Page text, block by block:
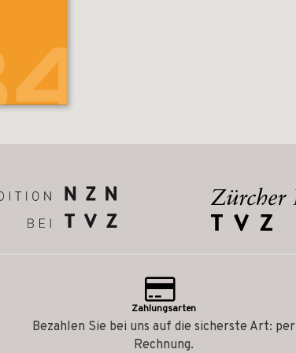
Zahlungsarten
Bezahlen Sie bei uns auf die sicherste Art: per
Rechnung.